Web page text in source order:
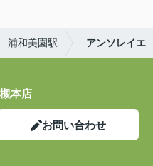
浦和美園駅 アンソレイエ
本店
お問い合わせ